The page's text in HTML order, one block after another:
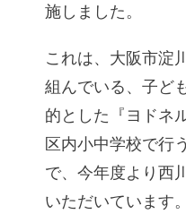
施しました。
これは、大阪市淀
組んでいる、子ど
的とした『ヨドネ
区内小中学校で行
で、今年度より西
いただいています。